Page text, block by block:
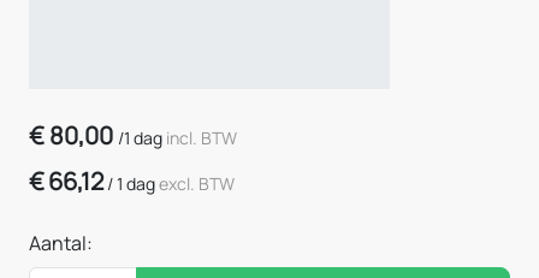
€80,00 /1 dag incl. BTW
€66,12 /1 dagexcl. BTW
Aantal: